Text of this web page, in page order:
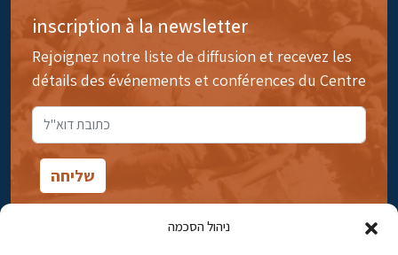
ניהול הסכמה
inscription à la newsletter
Rejoignez notre liste de diffusion et recevez les
détails des événements et conférences du Centre